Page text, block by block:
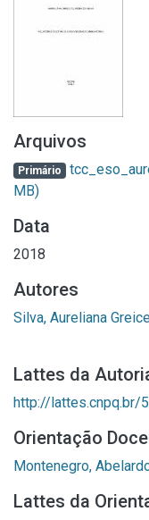
Arquivos
Primário
MB)
Data
2018
Autores
Silva, Aureliana
Lattes da
http://lattes.cnpq.br/
Orientação
Montenegro,
Lattes da